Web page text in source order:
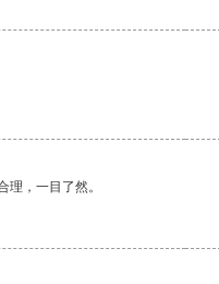
，一目了然。